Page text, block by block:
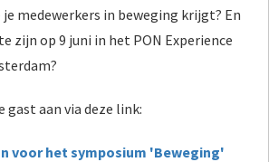
je medewerkers in beweging krijgt? En
zijn op 9 juni in het PON Experience
gast aan via deze link:
voor het symposium 'Beweging'